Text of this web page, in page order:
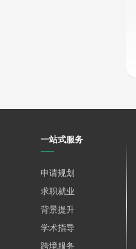
一站式服务
申请规划
求职就业
背景提升
学术指导
跨境服务